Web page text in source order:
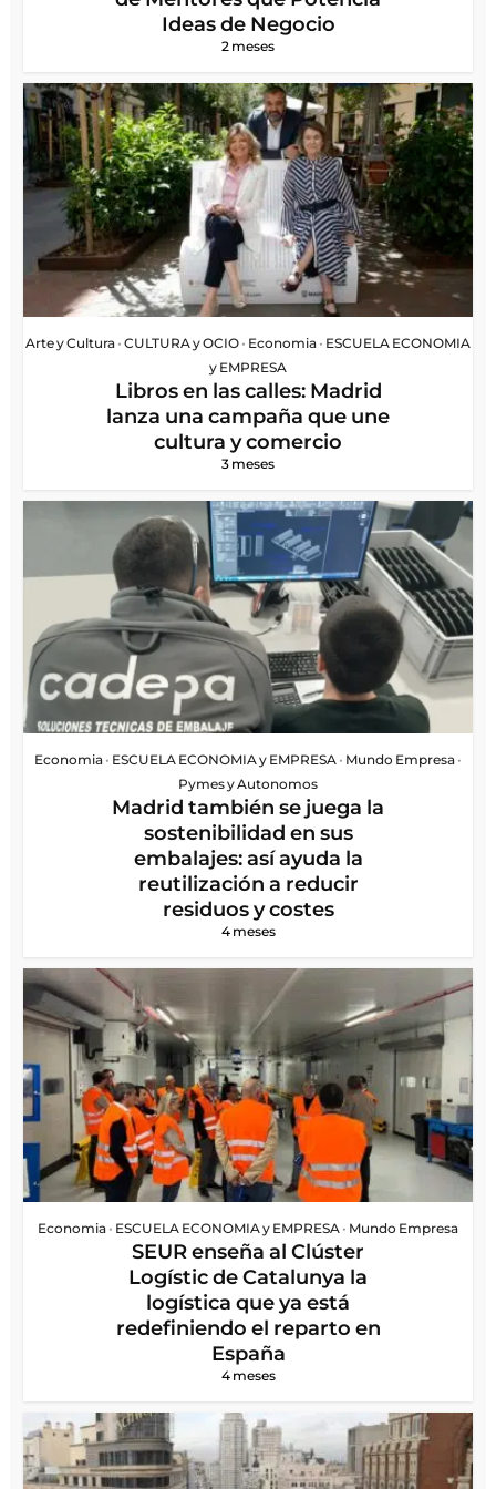
Ideas de Negocio
2 meses
Arte y Cultura • CULTURA y OCIO • Economia • ESCUELA ECONOMIA
y EMPRESA
Libros en las calles: Madrid
lanza una campaña que une
cultura y comercio
3 meses
Economia • ESCUELA ECONOMIA y EMPRESA • Mundo Empresa •
Pymes y Autonomos
Madrid también se juega la
sostenibilidad en sus
embalajes: así ayuda la
reutilización a reducir
residuos y costes
4 meses
Economia • ESCUELA ECONOMIA y EMPRESA • Mundo Empresa
SEUR enseña al Clúster
Logístic de Catalunya la
logística que ya está
redefiniendo el reparto en
España
4 meses